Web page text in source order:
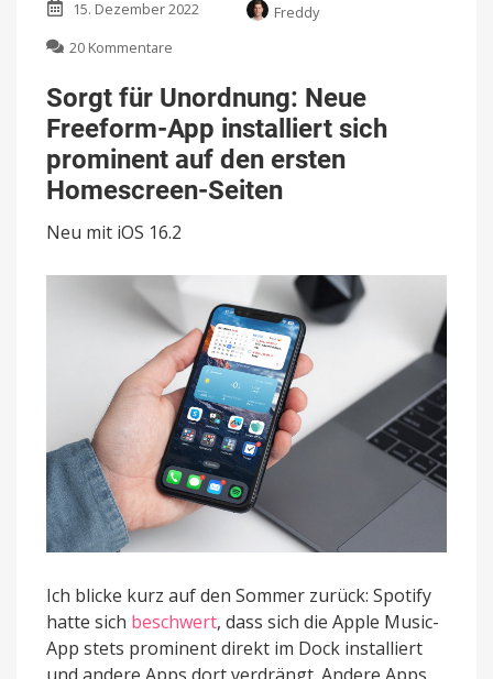
15. Dezember 2022
Freddy
20 Kommentare
für
Unordnung:
Neue
Freeform-
App
installiert
prominent
den
ersten
Homescreen-
Seiten
Sorgt für Unordnung: Neue
Freeform-App installiert sich
prominent auf den ersten
Homescreen-Seiten
Neu mit iOS 16.2
Ich blicke kurz auf den Sommer zurück: Spotify
hatte sich beschwert, dass sich die Apple Music-
App stets prominent direkt im Dock installiert